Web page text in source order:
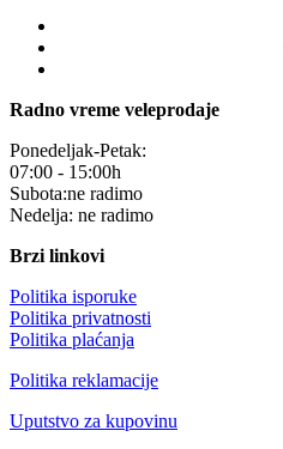
Radno vreme veleprodaje
Ponedeljak-Petak:
07:00 - 15:00h
Subota:ne radimo
Nedelja: ne radimo
Brzi linkovi
Politika isporuke
Politika privatnosti
Politika plaćanja
Politika reklamacije
Uputstvo za kupovinu